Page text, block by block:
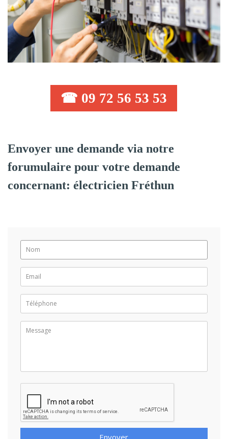
☎ 09 72 56 53 53
Envoyer une demande via notre
forumulaire pour votre demande
concernant: électricien Fréthun
Envoyer